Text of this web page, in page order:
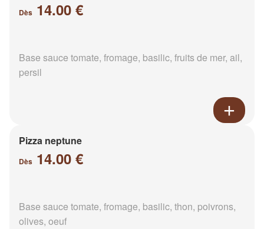
Dès 14.00 €
Base sauce tomate, fromage, basilic, fruits de mer, ail,
persil
Pizza neptune
Dès 14.00 €
Base sauce tomate, fromage, basilic, thon, poivrons,
olives, oeuf